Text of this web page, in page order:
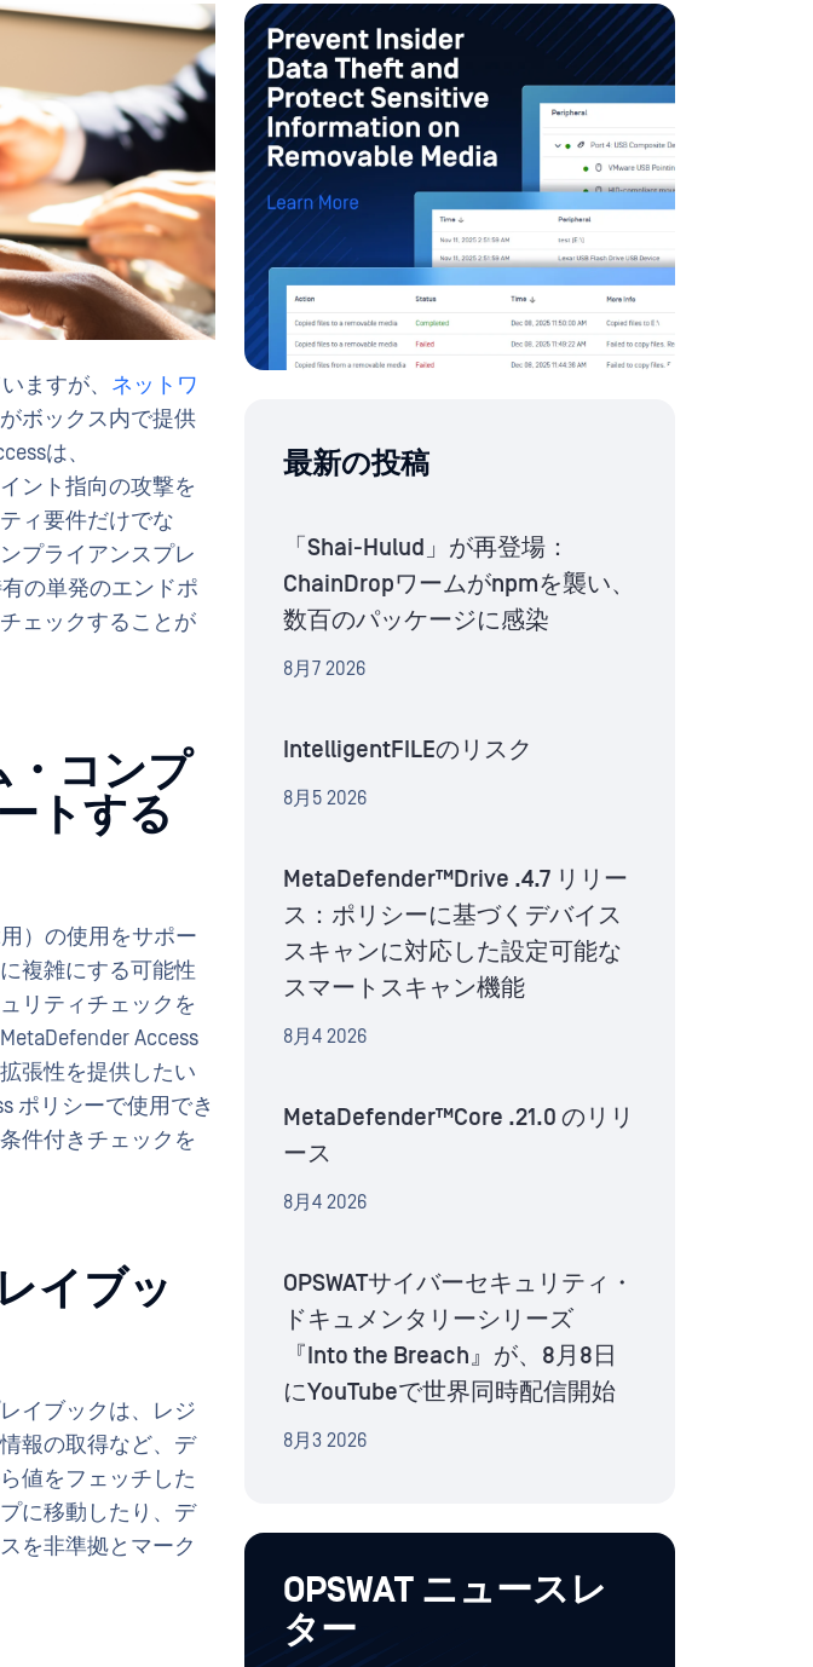
ますが、 ネットワ
ボックス内で提供
は、
ント指向の攻撃を
ィ要件だけでな
プライアンスプレ
の単発のエンドポ
ェックすることが
・コンプ
トする
用）の使用をサポー
複雑にする可能性
リティチェックを
Access
張性を提供したい
ポリシーで使用でき
件付きチェックを
イブッ
イブックは、レジ
報の取得など、デ
値をフェッチした
に移動したり、デ
を非準拠とマーク
最新の投稿
「Shai-Hulud」が再登場：
ChainDropワームがnpmを襲い、
数百のパッケージに感染
8月7 2026
IntelligentFILEのリスク
8月5 2026
MetaDefender™Drive .4.7 リリー
ス：ポリシーに基づくデバイス
スキャンに対応した設定可能な
スマートスキャン機能
8月4 2026
MetaDefender™Core .21.0 のリリ
ース
8月4 2026
OPSWATサイバーセキュリティ・
ドキュメンタリーシリーズ
『Into the Breach』が、8月8日
にYouTubeで世界同時配信開始
8月3 2026
OPSWAT ニュースレ
ター